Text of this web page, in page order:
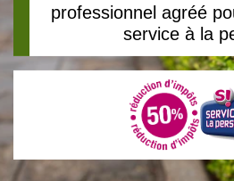
professionnel agréé
service à la